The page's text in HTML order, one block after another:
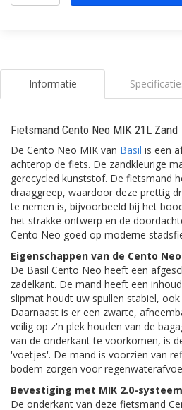
Informatie
Fietsmand Cento Neo MIK 21L Zand
De Cento Neo MIK van Basil is een
achterop de fiets. De zandkleurige
gerecycled kunststof. De fietsmand
draaggreep, waardoor deze prettig
te nemen is, bijvoorbeeld bij het
het strakke ontwerp en de
Cento Neo goed op moderne
Eigenschappen van de Cento Neo
De Basil Cento Neo heeft een
zadelkant. De mand heeft een
slipmat houdt uw spullen stabiel,
Daarnaast is er een zwarte,
veilig op z'n plek houden van de
van de onderkant te voorkomen, is
'voetjes'. De mand is voorzien van
bodem zorgen voor
Bevestiging met MIK 2.0-systeem
De onderkant van deze fietsmand